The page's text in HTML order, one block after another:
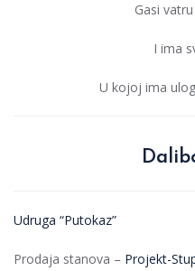
Gasi
I ima
U kojoj ima
Udruga “Putokaz”
Prodaja stanova – Projekt-